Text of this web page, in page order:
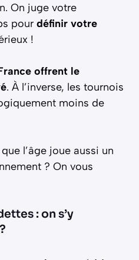
On juge votre
pour définir votre
!
offrent le
. À l’inverse, les tournois
moins de
l’âge joue aussi un
? On vous
: on s’y